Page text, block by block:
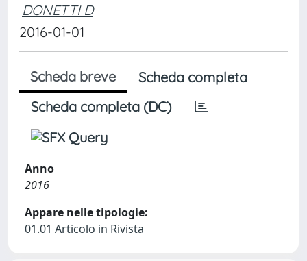
DONETTI D
2016-01-01
Scheda breve
Scheda completa
Scheda completa (DC)
Anno
2016
Appare nelle tipologie:
01.01 Articolo in Rivista